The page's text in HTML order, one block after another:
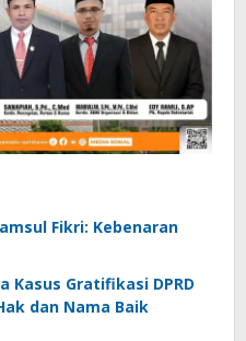
Fikri: Kebenaran
Kasus Gratifikasi DPRD
dan Nama Baik